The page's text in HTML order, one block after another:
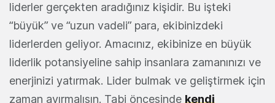
liderler gerçekten aradığınız kişidir. Bu işteki
“büyük” ve “uzun vadeli” para, ekibinizdeki
liderlerden geliyor. Amacınız, ekibinize en büyük
liderlik potansiyeline sahip insanlara zamanınızı ve
enerjinizi yatırmak. Lider bulmak ve geliştirmek için
zaman ayırmalısın. Tabi öncesinde kendi